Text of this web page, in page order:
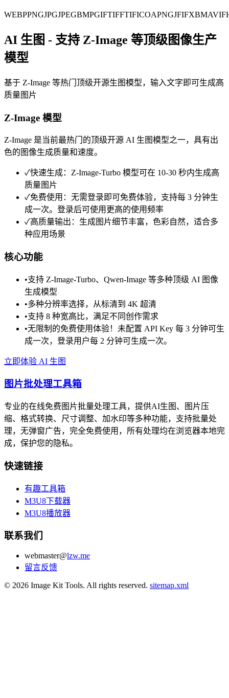
WEBPPNGJPGJPEGBMPGIFTIFFTIFICOAPNGJFIFXBMAVIF
AI 生图 - 支持 Z-Image 等顶级图像生产
模型
基于 Z-Image 等热门顶级开源生图模型，输入文字即可生成高
质量图片
Z-Image 模型
Z-Image 是当前最热门的顶级开源 AI 生图模型之一，具有出
色的图像生成质量和速度。
✓快速生成：Z-Image-Turbo 模型可在 10-30 秒内生成高
质量图片
✓免费使用：无需登录即可免费体验，支持每 3 分钟生
成一次。登录后可使用更高的使用频率
✓高质量输出：生成图片细节丰富，色彩自然，适合多
种应用场景
核心功能
•支持 Z-Image-Turbo、Qwen-Image 等多种顶级 AI 图像
生成模型
•多种分辨率选择，从标清到 4K 超清
•支持 8 种宽高比，满足不同创作需求
•无限制的免费使用体验！未配置 API Key 每 3 分钟可生
成一次，登录用户每 2 分钟可生成一次。
立即体验 AI 生图
图片批处理工具箱
专业的在线免费图片批量处理工具，提供AI生图、图片压
缩、格式转换、尺寸调整、加水印等多种功能，支持批量处
理，无弹窗广告，完全免费使用，所有处理均在浏览器本地完
成，保护您的隐私。
快速链接
有趣工具箱
M3U8下载器
M3U8播放器
联系我们
webmaster@lzw.me
留言反馈
© 2026 Image Kit Tools. All rights reserved. sitemap.xml